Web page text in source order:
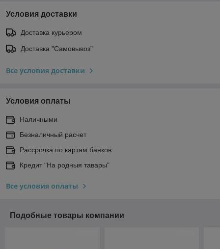
Условия доставки
Доставка курьером
Доставка "Самовывоз"
Все условия доставки
Условия оплаты
Наличными
Безналичный расчет
Рассрочка по картам банков
Кредит "На родныя тавары"
Все условия оплаты
Подобные товары компании